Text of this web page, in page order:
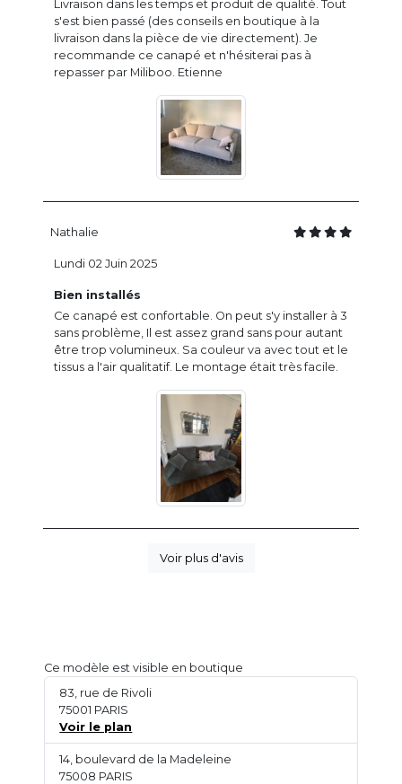
Livraison dans les temps et produit de qualité. Tout
s'est bien passé (des conseils en boutique à la
livraison dans la pièce de vie directement). Je
recommande ce canapé et n'hésiterai pas à
repasser par Miliboo. Etienne
Nathalie
Bien installés
Ce canapé est confortable. On peut s'y installer à 3
sans problème, Il est assez grand sans pour autant
être trop volumineux. Sa couleur va avec tout et le
tissus a l'air qualitatif. Le montage était très facile.
Lundi 02 Juin 2025
Voir plus d'avis
Ce modèle est visible en boutique
83, rue de Rivoli
75001 PARIS
Voir le plan
14, boulevard de la Madeleine
75008 PARIS